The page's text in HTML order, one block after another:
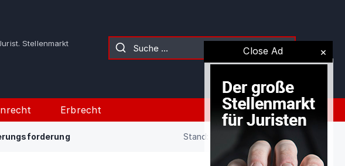
Stellenmarkt
Erbrecht
Stand: 09.08.2026 (Gesetz)
Close Ad